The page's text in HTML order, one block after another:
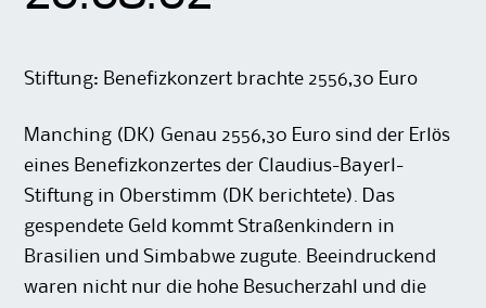
Stiftung: Benefizkonzert brachte 2556,30 Euro
Manching (DK) Genau 2556,30 Euro sind der Erlös
eines Benefizkonzertes der Claudius-Bayerl-
Stiftung in Oberstimm (DK berichtete). Das
gespendete Geld kommt Straßenkindern in
Brasilien und Simbabwe zugute. Beeindruckend
waren nicht nur die hohe Besucherzahl und die